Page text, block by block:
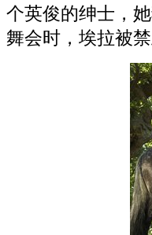
个英俊的绅士，
舞会时，埃拉被